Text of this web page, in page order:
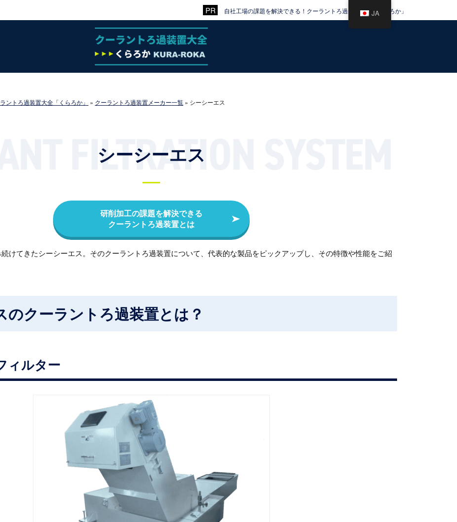
自社工場の課題を解決できる！クーラントろ過装置大全「くらろか」
ントろ過装置大全「くらろか」 » クーラントろ過装置メーカー一覧 » シーシーエス
シーシーエス
研削加工の課題を解決できる
クーラントろ過装置とは
けてきたシーシーエス。そのクーラントろ過装置について、代表的な製品をピックアップし、その特徴や性能をご紹
のクーラントろ過装置とは？
ィルター
JA